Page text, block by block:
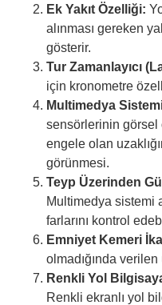
Ek Yakıt Özelliği:
alınması gereken
gösterir.
Tur Zamanlayıcı
için kronometre
Multimedya
sensörlerinin görsel
engele olan
görünmesi.
Teyp Üzerinden
Multimedya sistemi
farlarını kontrol
Emniyet Kemeri
olmadığında verilen
Renkli Yol
Renkli ekranlı yol